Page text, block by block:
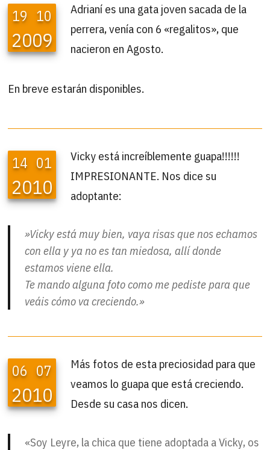
19 10
2009
Adrianí es una gata joven sacada de la
perrera, venía con 6 «regalitos», que
nacieron en Agosto.
En breve estarán disponibles.
14 01
2010
Vicky está increíblemente guapa!!!!!!
IMPRESIONANTE. Nos dice su
adoptante:
»Vicky está muy bien, vaya risas que nos echamos
con ella y ya no es tan miedosa, allí donde
estamos viene ella.
Te mando alguna foto como me pediste para que
veáis cómo va creciendo.»
06 07
2010
Más fotos de esta preciosidad para que
veamos lo guapa que está creciendo.
Desde su casa nos dicen.
«Soy Leyre, la chica que tiene adoptada a Vicky, os